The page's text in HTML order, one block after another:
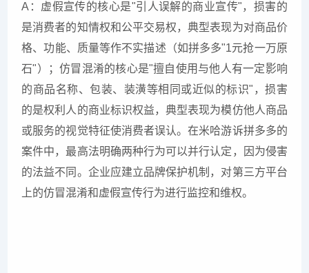
A：虚假宣传的核心是"引人误解的商业宣传"，损害的
是消费者的知情权和公平交易权，典型表现为对商品价
格、功能、质量等作不实描述（如拼多多"1元抢一万原
石"）；仿冒混淆的核心是"擅自使用与他人有一定影响
的商品名称、包装、装潢等相同或近似的标识"，损害
的是权利人的商业标识权益，典型表现为模仿他人商品
或服务的视觉特征使消费者误认。在米哈游诉拼多多的
案件中，最高法明确两种行为可以并行认定，因为侵害
的法益不同。企业应建立品牌保护机制，对第三方平台
上的仿冒混淆和虚假宣传行为进行监控和维权。